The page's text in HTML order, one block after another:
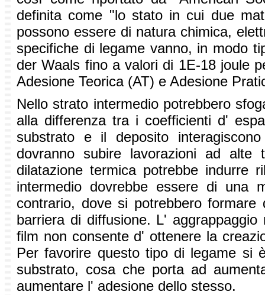
definita come "lo stato in cui due
possono essere di natura chimica,
specifiche di legame vanno, in modo
der Waals fino a valori di 1E-18 joule
Adesione Teorica (AT) e Adesione
Nello strato intermedio potrebbero
alla differenza tra i coefficienti d'
substrato e il deposito
dovranno subire lavorazioni ad
dilatazione termica potrebbe
intermedio dovrebbe essere di una
contrario, dove si potrebbero
barriera di diffusione. L'
film non consente d' ottenere la
Per favorire questo tipo di legame si
substrato, cosa che porta ad
aumentare l' adesione dello stesso.